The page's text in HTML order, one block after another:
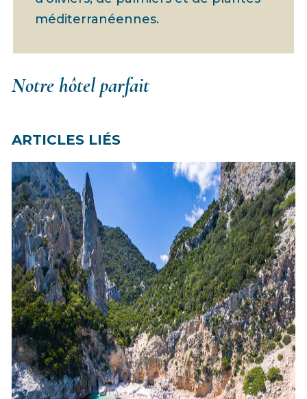
méditerranéennes.
Notre hôtel parfait
ARTICLES LIÉS